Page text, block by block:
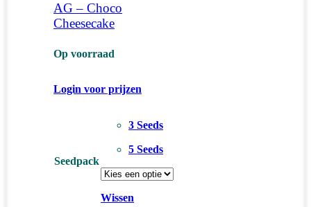
AG – Choco
Cheesecake
Op voorraad
Login voor prijzen
Seedpack
3 Seeds
5 Seeds
Wissen